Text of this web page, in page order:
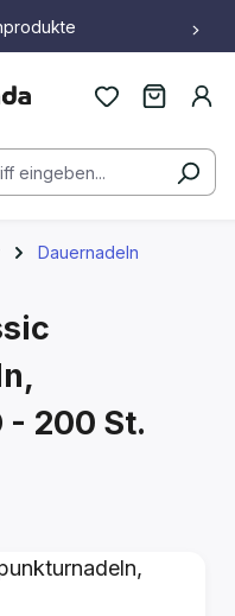
Dauernadeln
- 200 St.